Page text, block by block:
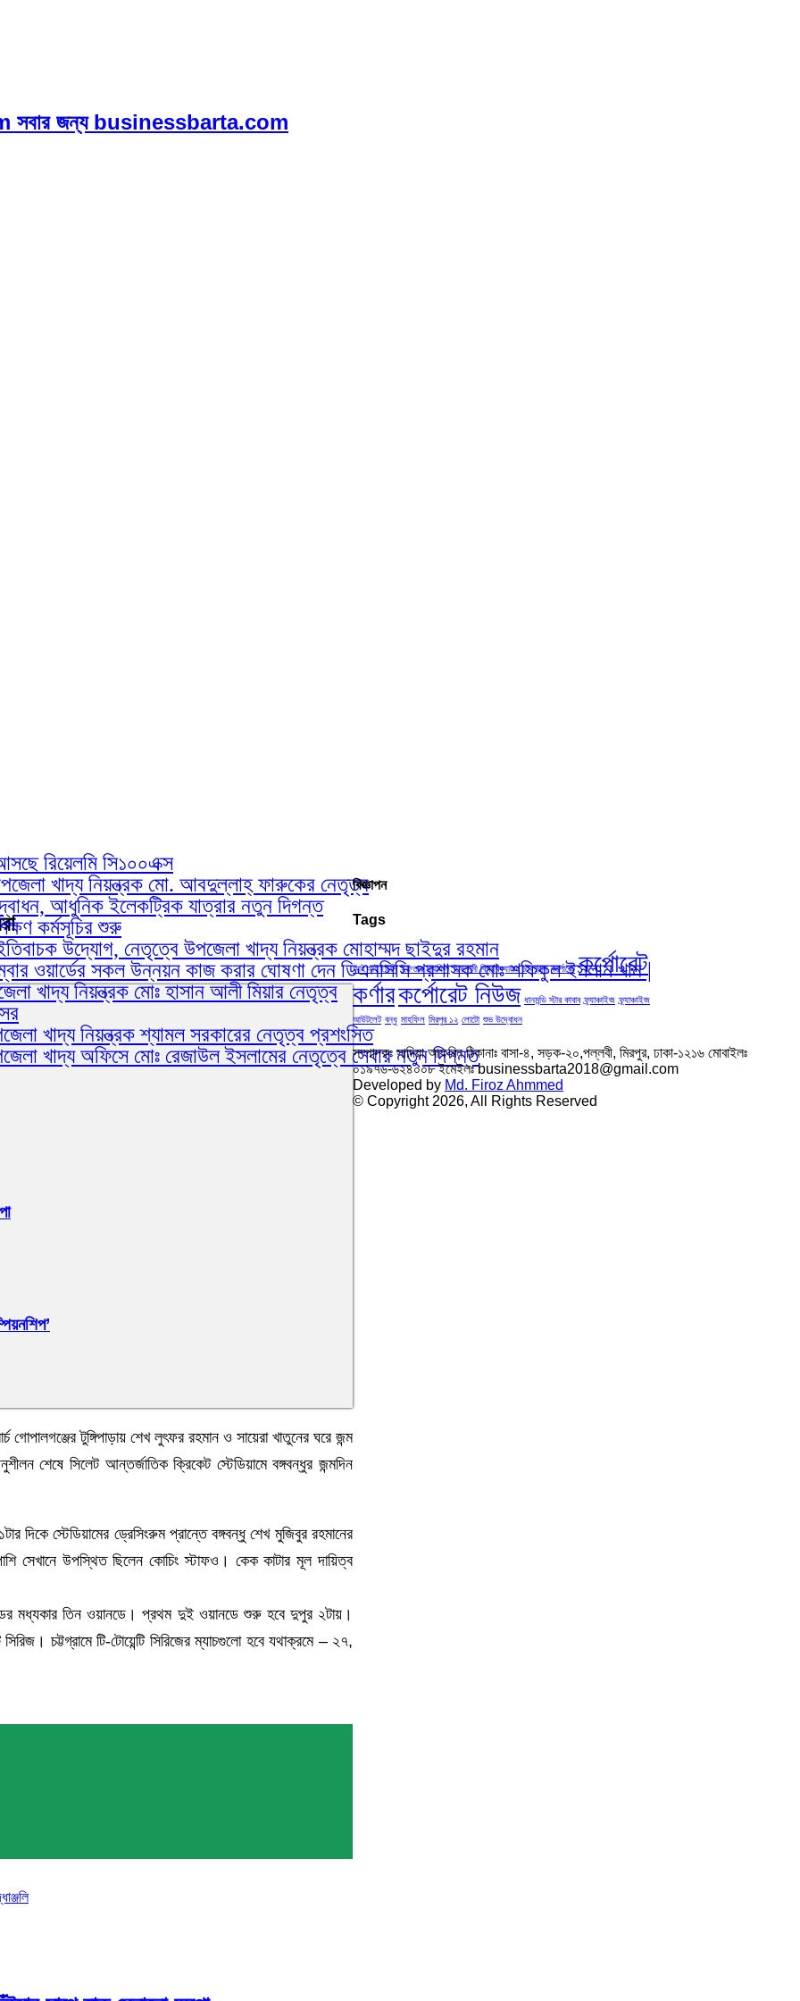
জন্য businessbarta.com
রিয়েলমি সি১০০এক্স
খাদ্য নিয়ন্ত্রক মো. আবদুল্লাহ্ ফারুকের নেতৃত্ব
আধুনিক ইলেকট্রিক যাত্রার নতুন দিগন্ত
কর্মসূচির শুরু
উদ্যোগ, নেতৃত্বে উপজেলা খাদ্য নিয়ন্ত্রক মোহাম্মদ ছাইদুর রহমান
ওয়ার্ডের সকল উন্নয়ন কাজ করার ঘোষণা দেন ডিএনসিসি প্রশাসক মোঃ শফিকুল ইসলাম খান |
খাদ্য নিয়ন্ত্রক মোঃ হাসান আলী মিয়ার নেতৃত্ব
খাদ্য নিয়ন্ত্রক শ্যামল সরকারের নেতৃত্ব প্রশংসিত
খাদ্য অফিসে মোঃ রেজাউল ইসলামের নেতৃত্বে সেবার নতুন দিগন্ত
টুঙ্গিপাড়ায় শেখ লুৎফর রহমান ও সায়েরা খাতুনের ঘরে জন্ম
শেষে সিলেট আন্তর্জাতিক ক্রিকেট স্টেডিয়ামে বঙ্গবন্ধুর জন্মদিন
স্টেডিয়ামের ড্রেসিংরুম প্রান্তে বঙ্গবন্ধু শেখ মুজিবুর রহমানের
সেখানে উপস্থিত ছিলেন কোচিং স্টাফও। কেক কাটার মূল দায়িত্ব
মধ্যকার তিন ওয়ানডে। প্রথম দুই ওয়ানডে শুরু হবে দুপুর ২টায়।
চট্টগ্রামে টি-টোয়েন্টি সিরিজের ম্যাচগুলো হবে যথাক্রমে – ২৭,
বিজ্ঞাপন
Tags
আইআইইউসি ইফতার মাহফিল ইসলামী বিশ্ববিদ্যালয় চট্রগ্রাম কর্পোরেট কর্পোরেট
কর্ণারকর্পোরেট নিউজ ধানমন্ডি স্টার কাবাব ফ্র্যাঞ্চাইজ ফ্র্যাঞ্চাইজ
আউটলেট বন্ধু মাহফিল মিরপুর ১২ লোটো শুভ উদ্বোধন
সম্পাদকঃ সাদিয়া আফরিন ঠিকানাঃ বাসা-৪, সড়ক-২০,পল্লবী, মিরপুর, ঢাকা-১২১৬ মোবাইলঃ
০১৯৭৬-৬২৪০০৮ ইমেইলঃ businessbarta2018@gmail.com
Developed by Md. Firoz Ahmmed
© Copyright 2026, All Rights Reserved